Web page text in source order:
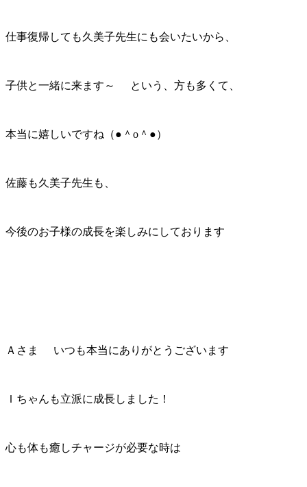
仕事復帰しても久美子先生にも会いたいから、
子供と一緒に来ます～ という、方も多くて、
本当に嬉しいですね（●＾o＾●）
佐藤も久美子先生も、
今後のお子様の成長を楽しみにしております
Ａさま いつも本当にありがとうございます
Ｉちゃんも立派に成長しました！
心も体も癒しチャージが必要な時は